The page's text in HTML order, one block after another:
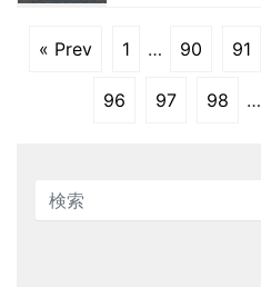
« Prev 1 … 90 91
96 97 98 …